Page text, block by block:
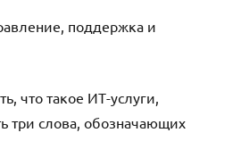
что такое ИТ-услуги,
три слова, обозначающих